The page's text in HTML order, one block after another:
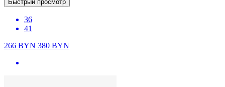
Быстрый просмотр
36
41
266 BYN380BYN